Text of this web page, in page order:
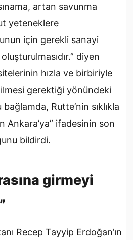
artan savunma
yeteneklere
için gerekli sanayi
diyen
hızla ve birbiriyle
gerektiği yönündeki
bağlamda, Rutte’nin sıklıkla
Ankara’ya” ifadesinin son
bildirdi.
girmeyi
Recep Tayyip Erdoğan’ın